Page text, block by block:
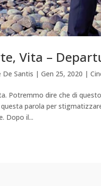
Vita –
De Santis |Gen 25, 2020 |
Potremmo dire che di
parola per
Dopo il...